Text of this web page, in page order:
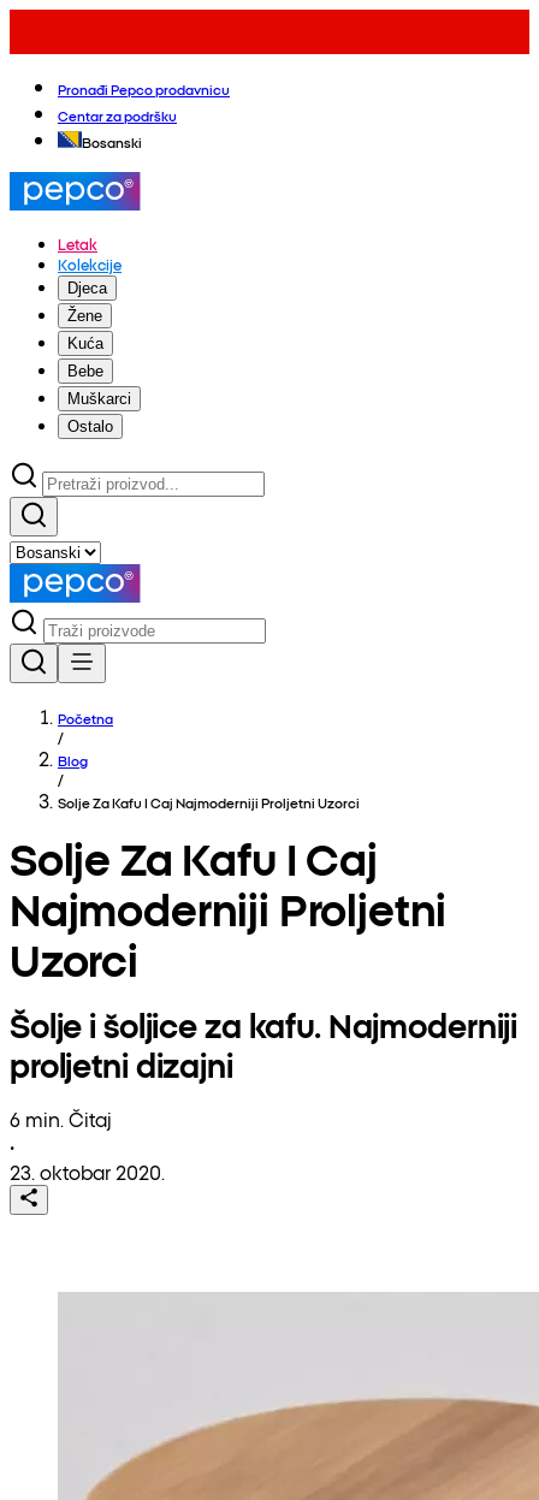
Pronađi Pepco prodavnicu
Centar za podršku
Bosanski
Letak
Kolekcije
Djeca
Žene
Kuća
Bebe
Muškarci
Ostalo
Početna
/
Blog
/
Solje Za Kafu I Caj Najmoderniji Proljetni Uzorci
Solje Za Kafu I Caj
Najmoderniji Proljetni
Uzorci
Šolje i šoljice za kafu. Najmoderniji
proljetni dizajni
6 min. Čitaj
•
23. oktobar 2020.